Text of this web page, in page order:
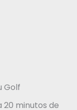
Golf
20 minutos de